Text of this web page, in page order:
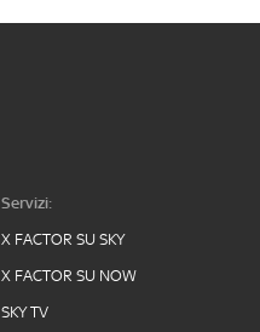
Servizi:
X FACTOR SU SKY
X FACTOR SU NOW
SKY TV